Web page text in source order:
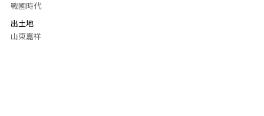
戰國時代
出土地
山東嘉祥